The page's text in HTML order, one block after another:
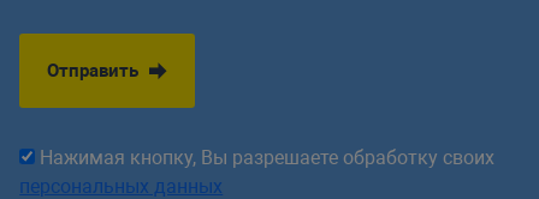
Отправить
Нажимая кнопку, Вы разрешаете обработку своих
персональных данных